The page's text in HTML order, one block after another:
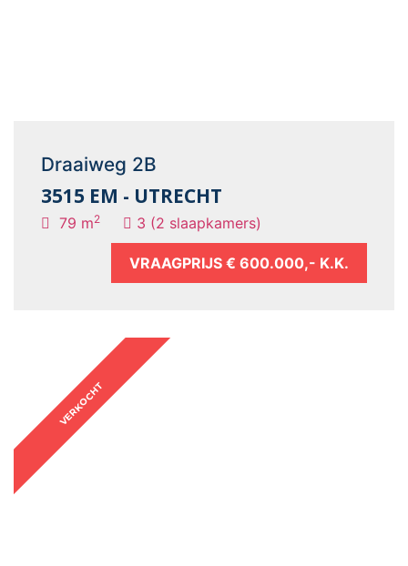
Draaiweg 2B
3515 EM - UTRECHT
79 m2 3 (2 slaapkamers)
VRAAGPRIJS € 600.000,- K.K.
VERKOCHT